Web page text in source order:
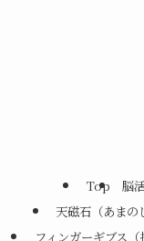
Top
脳
天磁石（あまの
フィンガーギブス（